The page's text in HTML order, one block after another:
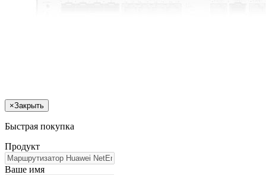
×Закрыть
Быстрая покупка
Продукт
Ваше имя